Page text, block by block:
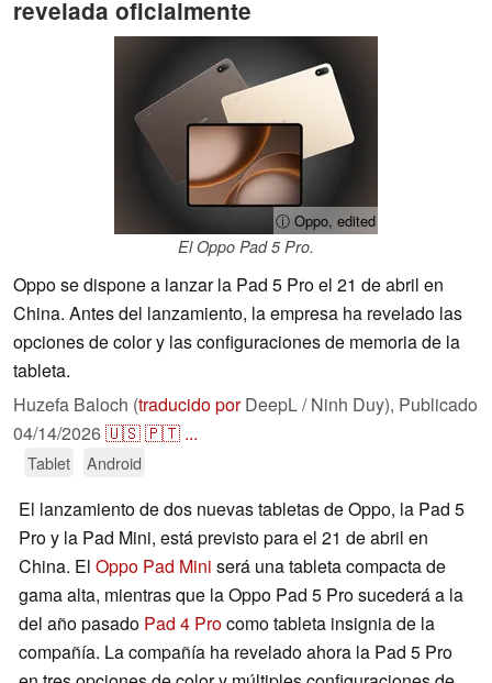
revelada oficialmente
ⓘ Oppo, edited
El Oppo Pad 5 Pro.
Oppo se dispone a lanzar la Pad 5 Pro el 21 de abril en
China. Antes del lanzamiento, la empresa ha revelado las
opciones de color y las configuraciones de memoria de la
tableta.
Huzefa Baloch (traducido porDeepL / Ninh Duy), Publicado
04/14/2026🇺🇸🇵🇹 ...
Tablet Android
El lanzamiento de dos nuevas tabletas de Oppo, la Pad 5
Pro y la Pad Mini, está previsto para el 21 de abril en
China. El Oppo Pad Mini será una tableta compacta de
gama alta, mientras que la Oppo Pad 5 Pro sucederá a la
del año pasado Pad 4 Procomo tableta insignia de la
compañía. La compañía ha revelado ahora la Pad 5 Pro